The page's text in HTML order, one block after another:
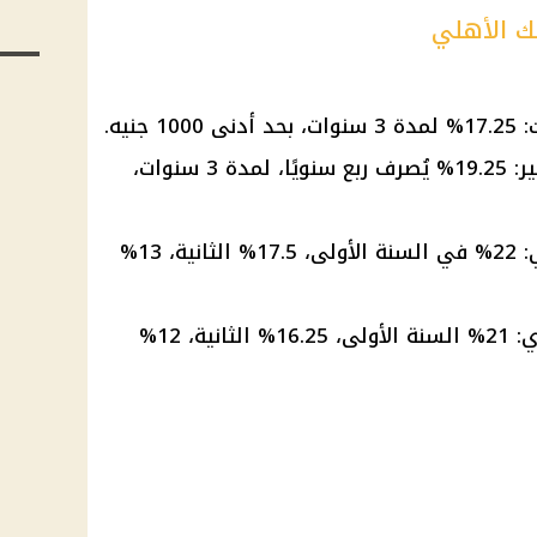
الأهلي
شهادة البلاتينية ذات العائد المتغير: 19.25% يُصرف ربع سنويًا، لمدة 3 سنوات،
شهادة البلاتينية المتدرجة السنوي: 22% في السنة الأولى، 17.5% الثانية، 13%
شهادة البلاتينية المتدرجة الشهري: 21% السنة الأولى، 16.25% الثانية، 12%